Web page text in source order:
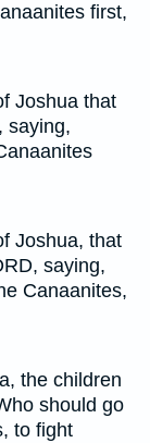
first,
Joshua that
saying,
Joshua, that
saying,
Canaanites,
the children
should go
to fight